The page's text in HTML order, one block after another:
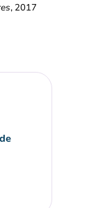
, 2017